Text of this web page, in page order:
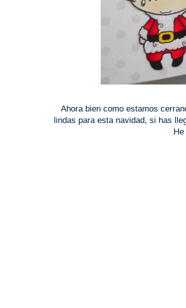
Ahora bien como estamos
lindas para esta navidad, si has